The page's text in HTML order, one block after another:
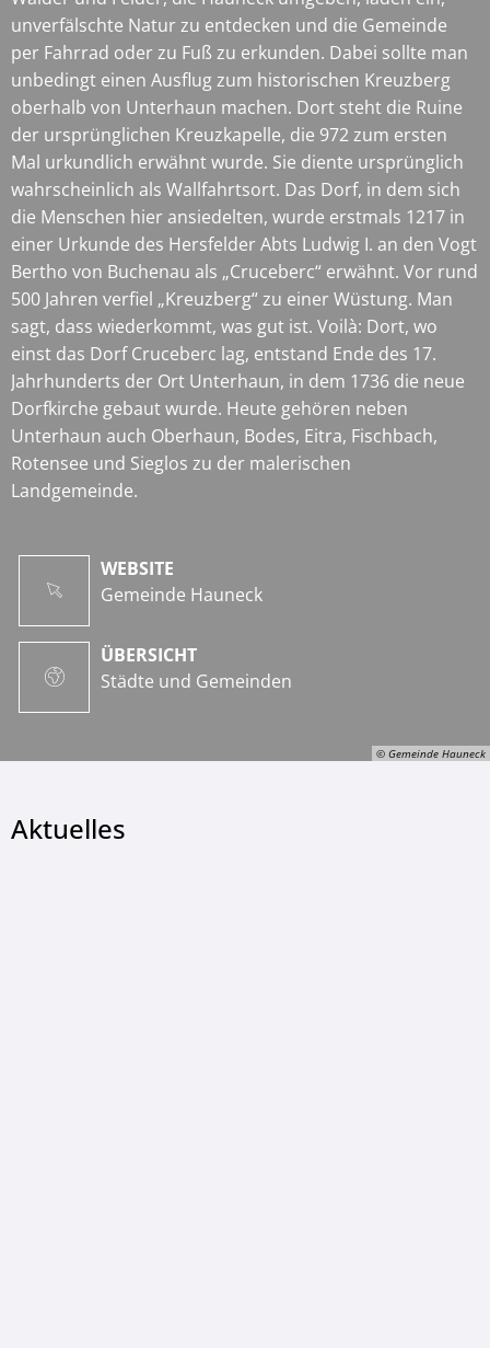
© Gemeinde Hauneck
unverfälschte Natur zu entdecken und die Gemeinde
per Fahrrad oder zu Fuß zu erkunden. Dabei sollte man
unbedingt einen Ausflug zum historischen Kreuzberg
oberhalb von Unterhaun machen. Dort steht die Ruine
der ursprünglichen Kreuzkapelle, die 972 zum ersten
Mal urkundlich erwähnt wurde. Sie diente ursprünglich
wahrscheinlich als Wallfahrtsort. Das Dorf, in dem sich
die Menschen hier ansiedelten, wurde erstmals 1217 in
einer Urkunde des Hersfelder Abts Ludwig I. an den Vogt
Bertho von Buchenau als „Cruceberc“ erwähnt. Vor rund
500 Jahren verfiel „Kreuzberg“ zu einer Wüstung. Man
sagt, dass wiederkommt, was gut ist. Voilà: Dort, wo
einst das Dorf Cruceberc lag, entstand Ende des 17.
Jahrhunderts der Ort Unterhaun, in dem 1736 die neue
Dorfkirche gebaut wurde. Heute gehören neben
Unterhaun auch Oberhaun, Bodes, Eitra, Fischbach,
Rotensee und Sieglos zu der malerischen
Landgemeinde.
WEBSITE
Gemeinde Hauneck
ÜBERSICHT
Städte und Gemeinden
Aktuelles